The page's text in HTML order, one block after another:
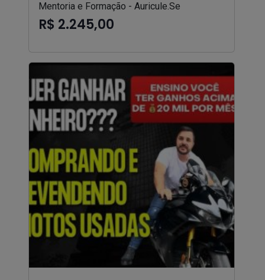
Mentoria e Formação - Auricule.Se
R$ 2.245,00